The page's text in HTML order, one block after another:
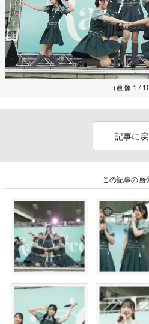
（画像 1 /
記事に
この記事の画